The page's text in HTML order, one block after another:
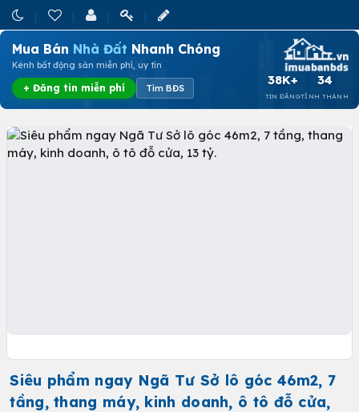
Mua Bán Nhà Đất Nhanh Chóng
Kênh bất động sản miễn phí, uy tín
+ Đăng tin miễn phí Tìm BĐS
38K+
TIN ĐĂNG
34
TỈNH THÀNH
Siêu phẩm ngay Ngã Tư Sở lô góc 46m2, 7
tầng, thang máy, kinh doanh, ô tô đỗ cửa,